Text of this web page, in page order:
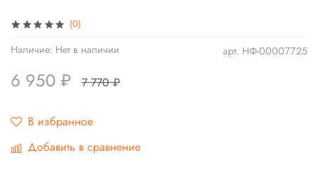
(0)
арт. НФ-00007725
Наличие: Нет в наличии
6 950 ₽ 7 770 ₽
В избранное
Добавить в сравнение